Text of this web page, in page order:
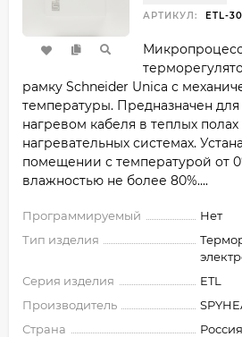
АРТИКУЛ:
ETL-
рамку Schneider Unica с
температуры. Предназначен
нагревом кабеля в теплых
нагревательных системах.
помещении с температурой от
влажностью не более 80%....
Программируемый
Нет
Тип изделия
Серия изделия
ETL
Производитель
Страна
Россия